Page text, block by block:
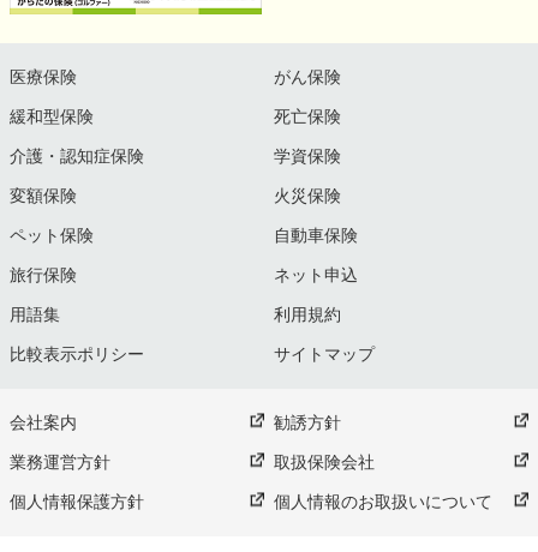
医療保険 がん保険
緩和型保険 死亡保険
介護・認知症保険 学資保険
変額保険 火災保険
ペット保険 自動車保険
旅行保険 ネット申込
用語集 利用規約
比較表示ポリシー サイトマップ
会社案内 勧誘方針
業務運営方針 取扱保険会社
個人情報保護方針 個人情報のお取扱いについて